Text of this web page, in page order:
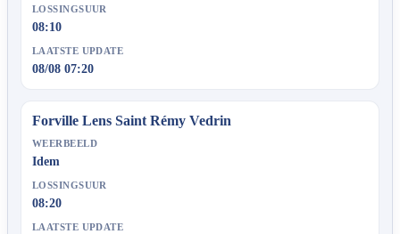
LOSSINGSUUR
08:10
LAATSTE UPDATE
08/08 07:20
Forville Lens Saint Rémy Vedrin
WEERBEELD
Idem
LOSSINGSUUR
08:20
LAATSTE UPDATE